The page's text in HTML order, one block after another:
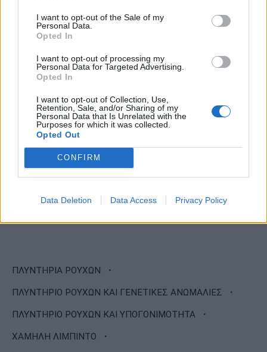
I want to opt-out of the Sale of my
Personal Data.
Opted In
I want to opt-out of processing my
Personal Data for Targeted Advertising.
Opted In
I want to opt-out of Collection, Use,
Retention, Sale, and/or Sharing of my
Personal Data that Is Unrelated with the
Purposes for which it was collected.
Opted Out
CONFIRM
Data Deletion Data Access Privacy Policy
ΠΛΥΝΤΗΡΙΑ ΡΟΥΧΩΝ ·
ΠΛΥΝΤΗΡΙΟ ΡΟΥΧΩΝ ΚΑΙ ΓΕΝΕΤΙΚΕΣ ΑΝΩΜΑΛΙΕΣ ·
ΠΛΥΝΤΗΡΙΟ ΡΟΥΧΩΝ ΚΑΙ ΥΠΟΓΟΝΙΜΟΤΗΤΑ ·
ΧΑΜΗΛΗ ΛΙΜΠΙΝΤΟ ·